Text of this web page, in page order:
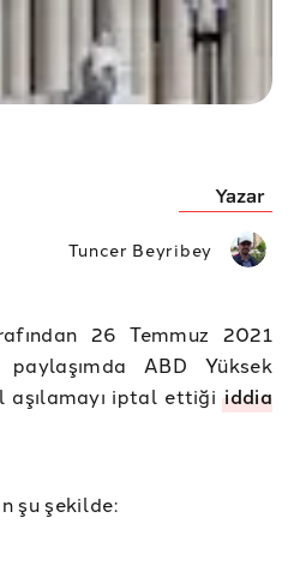
Yazar
Tuncer Beyribey
26 Temmuz 2021
ABD Yüksek
aşılamayı iptal ettiğiiddia
şu şekilde: